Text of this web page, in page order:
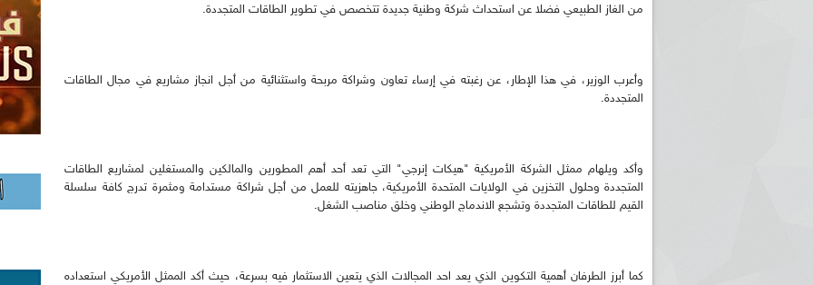
من الغاز الطبيعي فضلا عن استحداث شركة وطنية جديدة تتخصص في تطوير الطاقات المتجددة.
وأعرب الوزير، في هذا الإطار، عن رغبته في إرساء تعاون وشراكة مربحة واستثنائية من أجل انجاز مشاريع في مجال الطاقات
المتجددة.
وأكد ويلهام ممثل الشركة الأمريكية "هيكات إنرجي" التي تعد أحد أهم المطورين والمالكين والمستغلين لمشاريع الطاقات
المتجددة وحلول التخزين في الولايات المتحدة الأمريكية، جاهزيته للعمل من أجل شراكة مستدامة ومثمرة تدرج كافة سلسلة
القيم للطاقات المتجددة وتشجع الاندماج الوطني وخلق مناصب الشغل.
كما أبرز الطرفان أهمية التكوين الذي يعد احد المجالات الذي يتعين الاستثمار فيه بسرعة، حيث أكد الممثل الأمريكي استعداده